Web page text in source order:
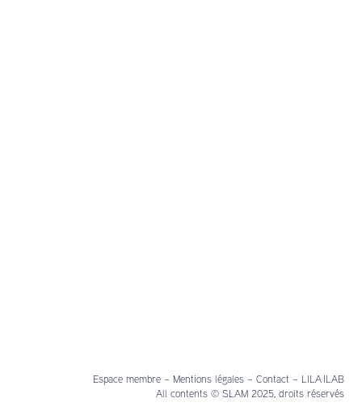
Espace membre– Mentions légales– Contact – LILA ILAB
All contents © SLAM 2025, droits réservés